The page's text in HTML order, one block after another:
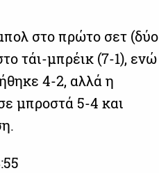
στο πρώτο σετ (δύο
τάι-μπρέικ (7-1), ενώ
4-2, αλλά η
μπροστά 5-4 και